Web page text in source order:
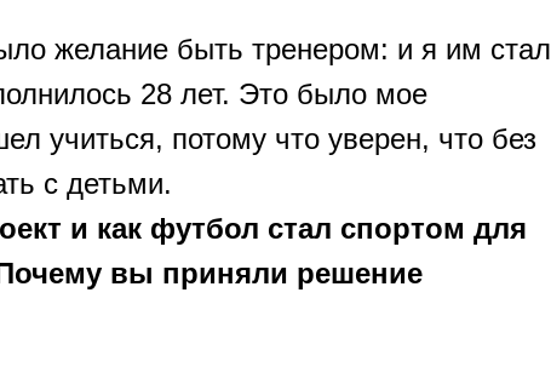
желание быть тренером: и я им стал
28 лет. Это было мое
учиться, потому что уверен, что без
с детьми.
и как футбол стал спортом для
вы приняли решение